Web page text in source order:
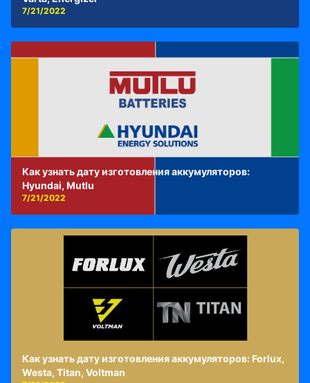
7/21/2022
Как узнать дату изготовления аккумуляторов:
Hyundai, Mutlu
7/21/2022
Как узнать дату изготовления аккумуляторов: Forlux,
Westa, Titan, Voltman